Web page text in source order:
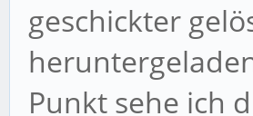
geschickter
Punkt sehe ich